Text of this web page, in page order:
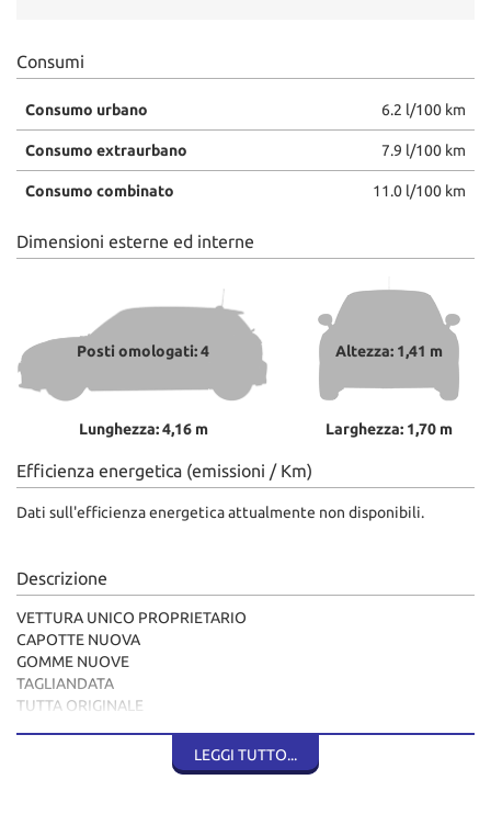
Consumi
Consumo urbano 6.2 l/100 km
Consumo extraurbano 7.9 l/100 km
Consumo combinato 11.0 l/100 km
Dimensioni esterne ed interne
Posti omologati: 4
Lunghezza: 4,16 m
Altezza: 1,41 m
Larghezza: 1,70 m
Efficienza energetica (emissioni / Km)
Dati sull'efficienza energetica attualmente non disponibili.
Descrizione
VETTURA UNICO PROPRIETARIO
CAPOTTE NUOVA
GOMME NUOVE
TAGLIANDATA
TUTTA ORIGINALE
LEGGI TUTTO...
impostazioni